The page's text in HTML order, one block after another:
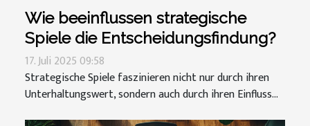
Wie beeinflussen strategische
Spiele die Entscheidungsfindung?
17. Juli 2025 09:58
Strategische Spiele faszinieren nicht nur durch ihren
Unterhaltungswert, sondern auch durch ihren Einfluss...